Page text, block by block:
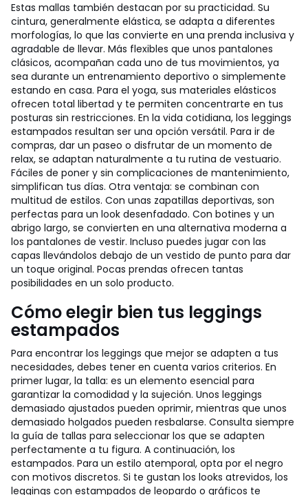
Estas mallas también destacan por su practicidad. Su
cintura, generalmente elástica, se adapta a diferentes
morfologías, lo que las convierte en una prenda inclusiva y
agradable de llevar. Más flexibles que unos pantalones
clásicos, acompañan cada uno de tus movimientos, ya
sea durante un entrenamiento deportivo o simplemente
estando en casa. Para el yoga, sus materiales elásticos
ofrecen total libertad y te permiten concentrarte en tus
posturas sin restricciones. En la vida cotidiana, los leggings
estampados resultan ser una opción versátil. Para ir de
compras, dar un paseo o disfrutar de un momento de
relax, se adaptan naturalmente a tu rutina de vestuario.
Fáciles de poner y sin complicaciones de mantenimiento,
simplifican tus días. Otra ventaja: se combinan con
multitud de estilos. Con unas zapatillas deportivas, son
perfectas para un look desenfadado. Con botines y un
abrigo largo, se convierten en una alternativa moderna a
los pantalones de vestir. Incluso puedes jugar con las
capas llevándolos debajo de un vestido de punto para dar
un toque original. Pocas prendas ofrecen tantas
posibilidades en un solo producto.
Cómo elegir bien tus leggings
estampados
Para encontrar los leggings que mejor se adapten a tus
necesidades, debes tener en cuenta varios criterios. En
primer lugar, la talla: es un elemento esencial para
garantizar la comodidad y la sujeción. Unos leggings
demasiado ajustados pueden oprimir, mientras que unos
demasiado holgados pueden resbalarse. Consulta siempre
la guía de tallas para seleccionar los que se adapten
perfectamente a tu figura. A continuación, los
estampados. Para un estilo atemporal, opta por el negro
con motivos discretos. Si te gustan los looks atrevidos, los
leggings con estampados de leopardo o gráficos te